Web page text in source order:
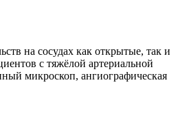
на сосудах как открытые, так и
с тяжёлой артериальной
микроскоп, ангиографическая